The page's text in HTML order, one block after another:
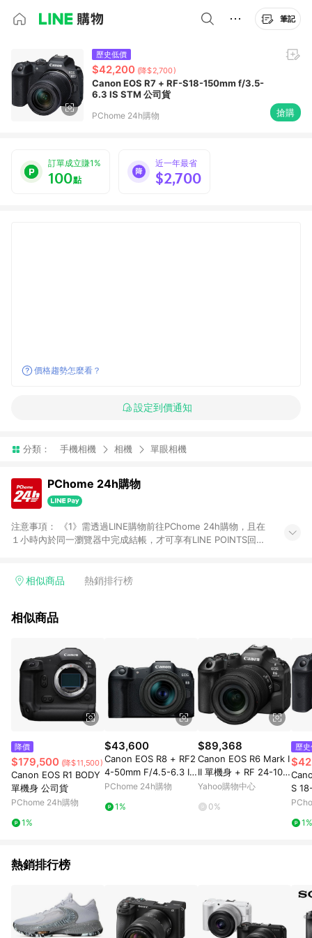
筆記
歷史低價
$42,200 (降$2,700)
Canon EOS R7 + RF-S18-150mm f/3.5-
6.3 IS STM 公司貨
PChome 24h購物 搶購
訂單成立賺1%
100點
近一年最省
$2,700
價格趨勢怎麼看？
設定到價通知
分類： 手機相機 相機 單眼相機
PChome 24h購物
注意事項： 《1》需透過LINE購物前往PChome 24h購物，且在
１小時內於同一瀏覽器中完成結帳，才可享有LINE POINTS回饋
在點數回饋範圍內。 《3》如取消訂單、退貨、購物中登出
品、票券、訂閱方案、PChome儲值商品、企業專區/企業採購、
值點數、點數/禮物卡 [2025/2/16起適用] - 票券全品項
[2026/6/2起適用] 《5》回饋點數的計算將會排除【訂單活動折
扣 (含折價券折扣)】、【P幣扣抵】、【現金積點扣抵】及【訂單
運費】等金額。 《6》符合LINE POINTS回饋資格之訂單將於商
家訂單頁面標示「LINE回饋」，若無此標示則 不符合回饋LINE
POINTS點數資格亦不得使用點數紅包 。 《7》LINE購物設有
「單一商品最高回饋點數」機制 (特殊活動時開放「回饋無上
限」)，以同一訂單中同一商品不論件數計算，並依訂單成立時間
當下LINE購物所設定的回饋機制為準。 《8》LINE購物為購物資
訊整合性平台，商品資料更新會有時間差，如顯示之商品規格、
顏色、價位、贈品與PChome 24h購物銷售網頁不符，以銷售網
頁標示為準！
相似商品 熱銷排行榜
相似商品
降價
$179,500 (降$11,500)
Canon EOS R1 BODY
單機身 公司貨
PChome 24h購物
1%
$43,600
Canon EOS R8 + RF2
4-50mm F/4.5-6.3 IS
STM 公司貨
PChome 24h購物
1%
$89,368
Canon EOS R6 Mark I
II 單機身 + RF 24-105
mm F4-7.1 IS STM 鏡
Yahoo購物中心
0%
歷
S
1%
熱銷排行榜